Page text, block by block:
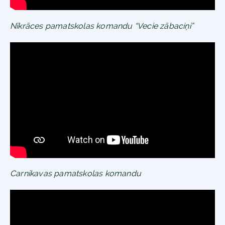
Nīkrāces pamatskolas komandu “Vecie zābaciņi”
Carnikavas pamatskolas komandu